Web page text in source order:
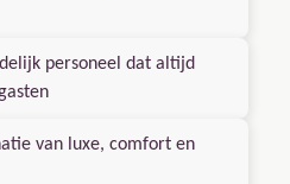
personeel dat altijd
van luxe, comfort en